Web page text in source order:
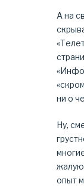
А на
ни о
Ну,
опыт